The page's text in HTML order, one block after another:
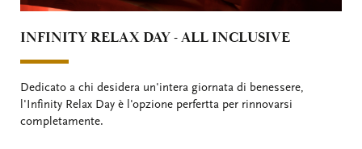
INFINITY RELAX DAY - ALL INCLUSIVE
Dedicato a chi desidera un'intera giornata di benessere,
l'Infinity Relax Day è l'opzione perfertta per rinnovarsi
completamente.